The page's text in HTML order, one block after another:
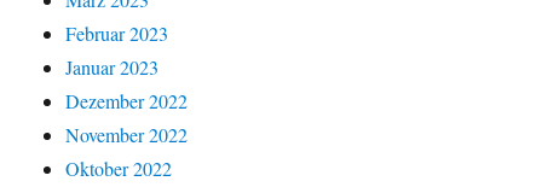
Februar 2023
Januar 2023
Dezember 2022
November 2022
Oktober 2022